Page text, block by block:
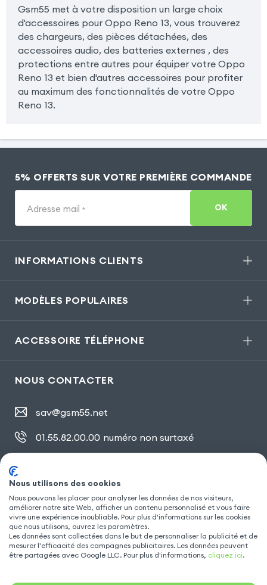
Gsm55 met à votre disposition un large choix
d'accessoires pour Oppo Reno 13, vous trouverez
des chargeurs, des pièces détachées, des
accessoires audio, des batteries externes , des
protections entre autres pour équiper votre Oppo
Reno 13 et bien d'autres accessoires pour profiter
au maximum des fonctionnalités de votre Oppo
Reno 13.
5% OFFERTS SUR VOTRE PREMIÈRE COMMANDE
Adresse mail * OK
INFORMATIONS CLIENTS
MODÈLES POPULAIRES
ACCESSOIRE TÉLÉPHONE
NOUS CONTACTER
sav@gsm55.net
01.55.82.00.00 numéro non surtaxé
SUIVEZ NOUS
Nous utilisons des cookies
Nous pouvons les placer pour analyser les données de nos visiteurs,
améliorer notre site Web, afficher un contenu personnalisé et vous faire
vivre une expérience inoubliable. Pour plus d'informations sur les cookies
que nous utilisons, ouvrez les paramètres.
Les données sont collectées dans le but de personnaliser la publicité et de
mesurer l'efficacité des campagnes publicitaires. Les données peuvent
être partagées avec Google LLC. Pour plus d'informations, cliquez ici.